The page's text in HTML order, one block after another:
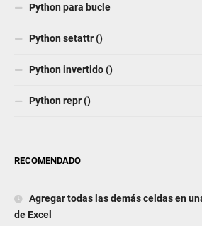
Python para bucle
Python setattr ()
Python invertido ()
Python repr ()
RECOMENDADO
Agregar todas las demás celdas en
de Excel